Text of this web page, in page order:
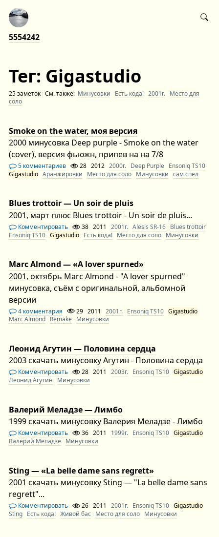
5554242
Тег: Gigastudio
25 заметок См. также: Минусовки Есть кода! 2001г. Место для
соло
Smoke on the water, моя версия
2000 минусовка Deep purple - Smoke on the water
(cover), версия фьюжн, припев на на 7/8
5 комментариев 28 2012 2000г. Deep Purple Ensoniq TS10
Gigastudio Аранжировки Место для соло Минусовки сам спел
Blues trottoir — Un soir de pluis
2001, март плюс Blues trottoir - Un soir de pluis...
Комментировать 38 2011 2001г. Alesis SR-16 Blues trottoir
Ensoniq TS10 Gigastudio Есть кода! Место для соло Минусовки
Marc Almond — «A lover spurned»
2001, октябрь Marc Almond - "A lover spurned"
минусовка, съём с оригинальной, альбомной
версии
4 комментария 29 2011 2001г. Ensoniq TS10 Gigastudio
Marc Almond Remake Минусовки
Леонид Агутин — Половина сердца
2003 скачать минусовку Агутин - Половина сердца
Комментировать 28 2011 2003г. Ensoniq TS10 Gigastudio
Леонид Агутин
Минусовки
Валерий Меладзе — Лимбо
1999 скачать минусовку Валерия Меладзе - Лимбо
Комментировать 36 2011 1999г. Ensoniq TS10 Gigastudio
Валерий Меладзе Минусовки
Sting — «La belle dame sans regrett»
2001 скачать минусовку Sting — "La belle dame sans
regrett"...
Комментировать 26 2011 2001г. Ensoniq TS10 Gigastudio
Sting Есть кода! Живой бас Место для соло Минусовки